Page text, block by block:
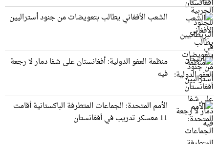
الشعب الأفغاني يطالب بتعويضات من جنود أستراليين
منظمة العفو الدولية: أفغانستان على شفا دمار لا رجعة
فيه
الأمم المتحدة: الجماعات المتطرفة الباكستانية أقامت
11 معسكر تدريب في أفغانستان